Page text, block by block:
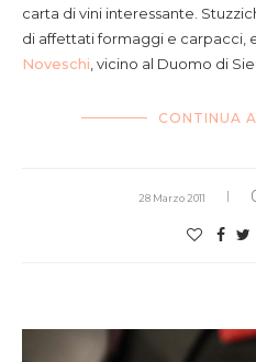
carta di vini interessante.
di affettati formaggi e carpacci,
Noveschi, vicino al Duomo di
CONTINUA
28 Marzo 2011